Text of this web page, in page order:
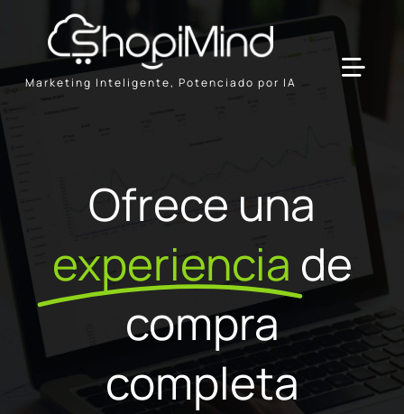
content
Marketing Inteligente, Potenciado por IA
Recursos & Socios
Ofertas
Ofrece una
experiencia de
compra
completa